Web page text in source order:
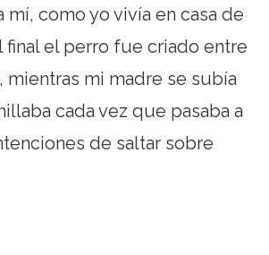
mí, como yo vivía en casa de
final el perro fue criado entre
mientras mi madre se subía
cada vez que pasaba a
de saltar sobre